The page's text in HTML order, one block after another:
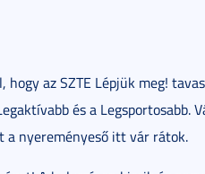
az SZTE Lépjük meg!
és a Legsportosabb.
nyereményeső itt vár rátok.